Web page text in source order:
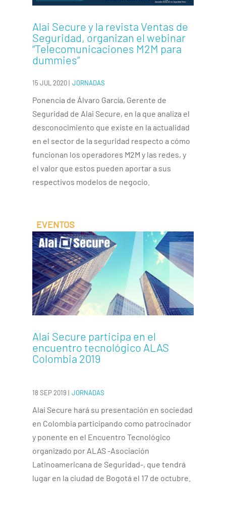
Alai Secure y la revista Ventas de
Seguridad, organizan el webinar
“Telecomunicaciones M2M para
dummies”
15 JUL 2020| JORNADAS
Ponencia de Álvaro García, Gerente de
Seguridad de Alai Secure, en la que analiza el
desconocimiento que existe en la actualidad
en el sector de la seguridad respecto a cómo
funcionan los operadores M2M y las redes, y
el valor que estos pueden aportar a sus
respectivos modelos de negocio.
Alai Secure participa en el
encuentro tecnológico ALAS
Colombia 2019
18 SEP 2019 | JORNADAS
Alai Secure hará su presentación en sociedad
en Colombia participando como patrocinador
y ponente en el Encuentro Tecnológico
organizado por ALAS -Asociación
Latinoamericana de Seguridad-, que tendrá
lugar en la ciudad de Bogotá el 17 de octubre.